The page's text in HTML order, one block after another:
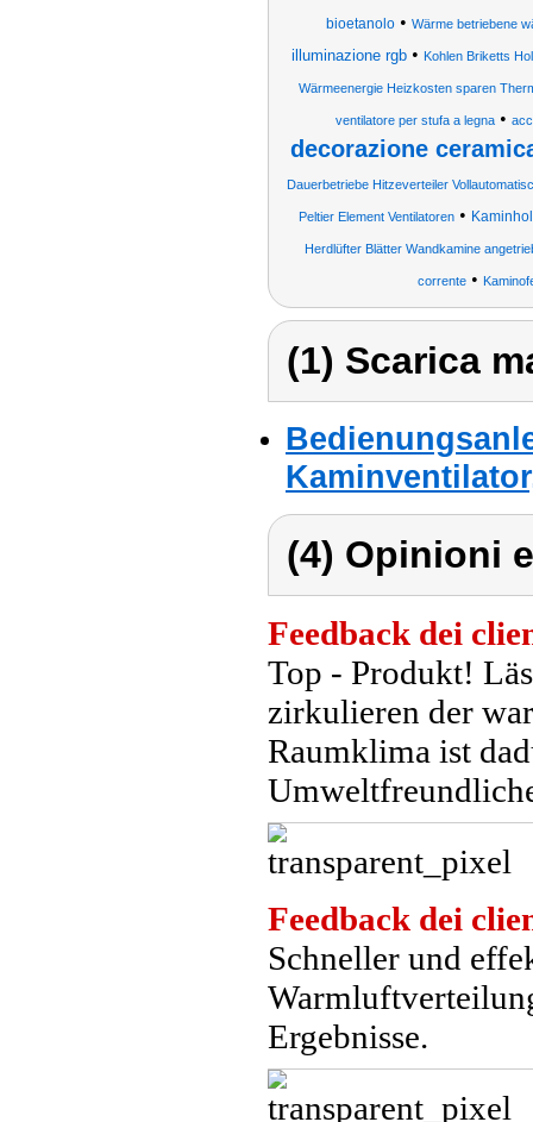
bioetanolo• Wärme betriebene
illuminazione rgb• Kohlen Briketts
Wärmeenergie Heizkosten sparen
ventilatore per stufa a legna •
decorazione
Dauerbetriebe Hitzeverteiler
Peltier Element Ventilatoren•
Herdlüfter Blätter Wandkamine
corrente•
(1) Scarica
(4) Opinioni
Feedback dei
Top - Produkt!
zirkulieren der
Raumklima ist
Feedback dei
Schneller und
Ergebnisse.